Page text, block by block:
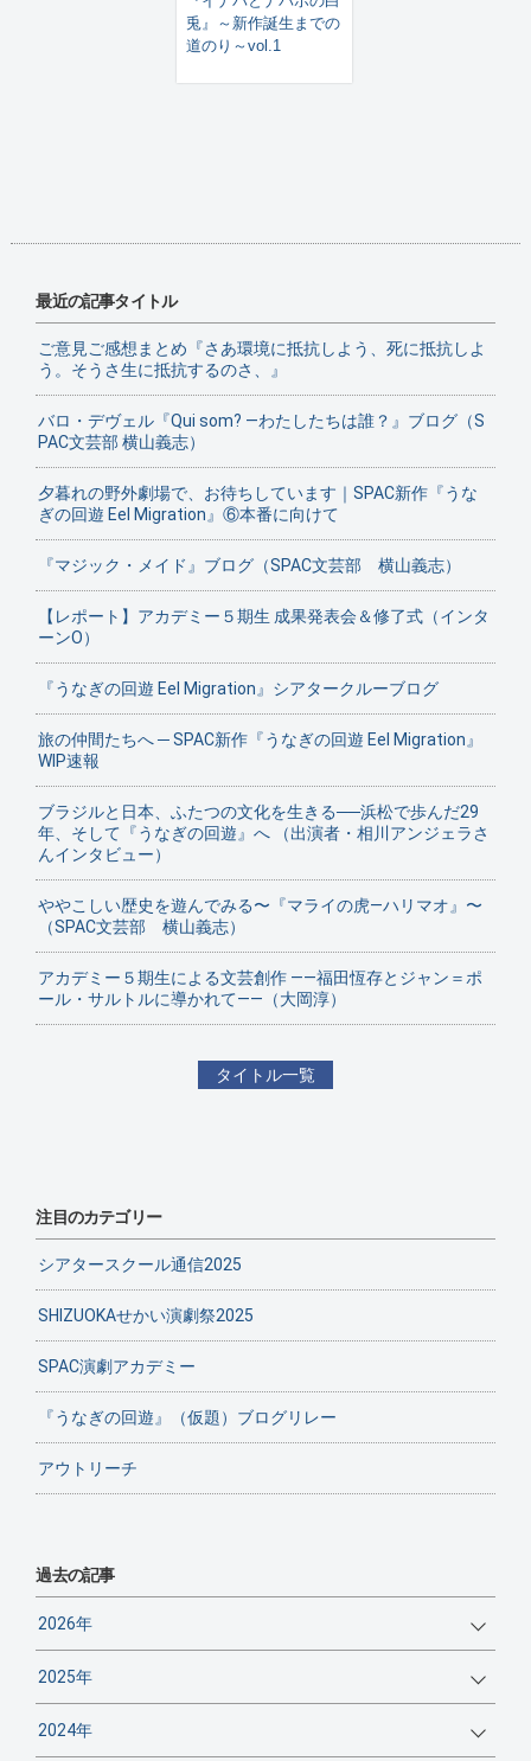
兎』～新作誕生までの
道のり～vol.1
最近の記事タイトル
ご意見ご感想まとめ『さあ環境に抵抗しよう、死に抵抗しよ
う。そうさ生に抵抗するのさ、』
バロ・デヴェル『Qui som? ―わたしたちは誰？』ブログ（S
PAC文芸部 横山義志）
夕暮れの野外劇場で、お待ちしています｜SPAC新作『うな
ぎの回遊 Eel Migration』⑥本番に向けて
『マジック・メイド』ブログ（SPAC文芸部 横山義志）
【レポート】アカデミー５期生 成果発表会＆修了式（インタ
ーンO）
『うなぎの回遊 Eel Migration』シアタークルーブログ
旅の仲間たちへ ─ SPAC新作『うなぎの回遊 Eel Migration』
WIP速報
ブラジルと日本、ふたつの文化を生きる──浜松で歩んだ29
年、そして『うなぎの回遊』へ （出演者・相川アンジェラさ
んインタビュー）
ややこしい歴史を遊んでみる〜『マライの虎—ハリマオ』〜
（SPAC文芸部 横山義志）
アカデミー５期生による文芸創作 ——福田恆存とジャン＝ポ
ール・サルトルに導かれて——（大岡淳）
タイトル一覧
注目のカテゴリー
シアタースクール通信2025
SHIZUOKAせかい演劇祭2025
SPAC演劇アカデミー
『うなぎの回遊』（仮題）ブログリレー
アウトリーチ
過去の記事
2026年
2025年
2024年